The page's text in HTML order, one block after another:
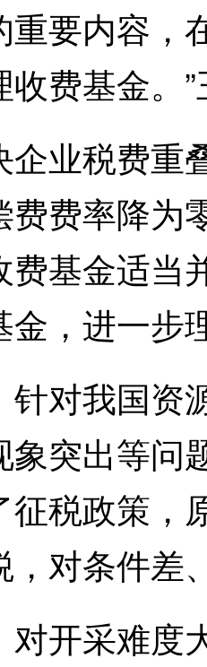
重要内容，
费基金。
税费重
费费率降为
费基金适当
金，进一步
我国资
象突出等问
征税政策，
，对条件差
采难度